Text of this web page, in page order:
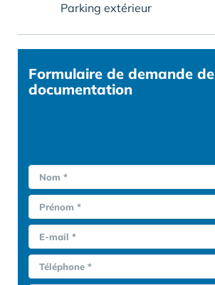
Parking extérieur
Formulaire de demande de
documentation
Nom *
Prénom *
E-mail *
Téléphone *